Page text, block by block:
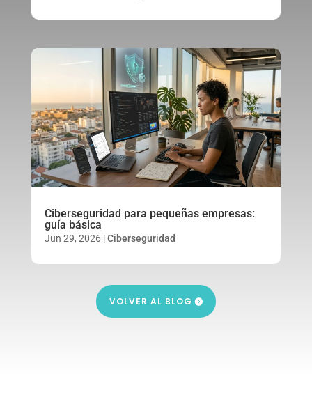
Ciberseguridad para pequeñas empresas:
guía básica
Jun 29, 2026|Ciberseguridad
VOLVER AL BLOG